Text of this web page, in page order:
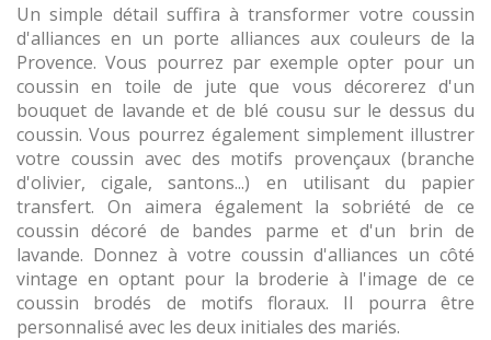
Un simple détail suffira à transformer votre coussin
d'alliances en un porte alliances aux couleurs de la
Provence. Vous pourrez par exemple opter pour un
coussin en toile de jute que vous décorerez d'un
bouquet de lavande et de blé cousu sur le dessus du
coussin. Vous pourrez également simplement illustrer
votre coussin avec des motifs provençaux (branche
d'olivier, cigale, santons...) en utilisant du papier
transfert. On aimera également la sobriété de ce
coussin décoré de bandes parme et d'un brin de
lavande. Donnez à votre coussin d'alliances un côté
vintage en optant pour la broderie à l'image de ce
coussin brodés de motifs floraux. Il pourra être
personnalisé avec les deux initiales des mariés.